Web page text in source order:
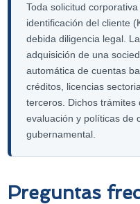
Toda solicitud
identificación del cliente
debida diligencia legal.
adquisición de una
automática de cuentas
créditos, licencias
terceros. Dichos trámites
evaluación y políticas de
gubernamental.
Preguntas